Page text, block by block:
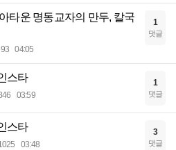
타운 명동교자의 만두, 칼국
04:05
1
댓글
스타
03:59
1
댓글
스타
03:48
3
댓글